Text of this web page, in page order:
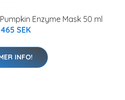
Enzyme Mask 50 ml
465 SEK
INFO!